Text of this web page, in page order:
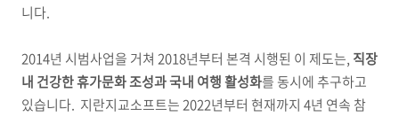
니다.
2014년 시범사업을 거쳐 2018년부터 본격 시행된 이 제도는, 직장
내 건강한 휴가문화 조성과 국내 여행 활성화를 동시에 추구하고
있습니다. 지란지교소프트는 2022년부터 현재까지 4년 연속 참